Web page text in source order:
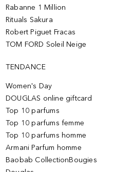
Rabanne 1 Million
Rituals Sakura
Robert Piguet Fracas
TOM FORD Soleil Neige
TENDANCE
Women's Day
DOUGLAS online giftcard
Top 10 parfums
Top 10 parfums femme
Top 10 parfums homme
Armani Parfum homme
Baobab CollectionBougies